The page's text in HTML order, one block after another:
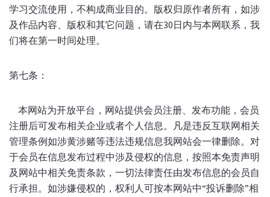
学习交流使用，不构成商业目的。版权归原作者所有，如涉
及作品内容、版权和其它问题，请在30日内与本网联系，我
们将在第一时间处理。
第七条：
本网站为开放平台，网站提供会员注册、发布功能，会员
注册后可发布相关企业或者个人信息。凡是违反互联网相关
管理条例如涉黄涉赌等违法违规信息我网站会一律删除。对
于会员在信息发布过程中涉及侵权的信息，按照本免责声明
及网站中相关免责条款，一切法律责任由发布信息的会员自
行承担。如涉嫌侵权的，权利人可按本网站中“投诉删除”相